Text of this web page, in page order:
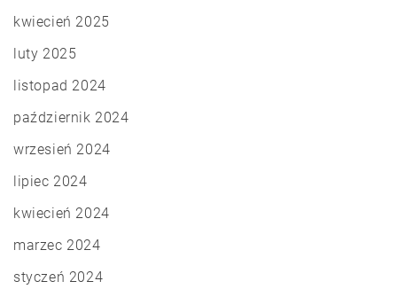
kwiecień 2025
luty 2025
listopad 2024
październik 2024
wrzesień 2024
lipiec 2024
kwiecień 2024
marzec 2024
styczeń 2024